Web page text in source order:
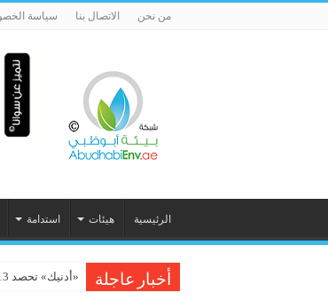
من نحن الاتصال بنا سياسة
الرئيسية هيئات استدامة
أخبار عاجلة «أدنيك» تحصد 13 جائزة ضمن «ستيفي الشرق الأوسط وشمال أفريقيا 2026»
الشباب والعمل